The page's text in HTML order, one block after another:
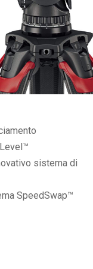
sistema di
SpeedSwap™